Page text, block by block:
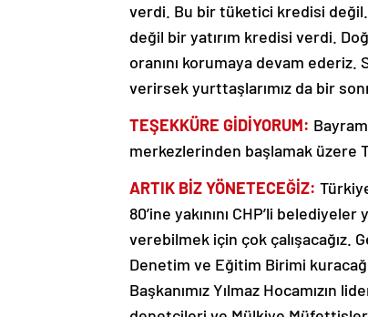
verdi. Bu bir tüketici kredisi
değil bir yatırım kredisi verdi.
oranını korumaya devam ederiz.
verirsek yurttaşlarımız da bir
TEŞEKKÜRE GİDİYORUM:
merkezlerinden başlamak üzere
ARTIK BİZ YÖNETECEĞİZ:
80’ine yakınını CHP’li
verebilmek için çok çalışacağız.
Denetim ve Eğitim Birimi
Başkanımız Yılmaz Hocamızın